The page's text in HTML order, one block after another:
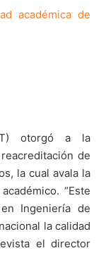
académica de
otorgó a la
de
la cual avala la
“Este
Ingeniería de
la calidad
el director